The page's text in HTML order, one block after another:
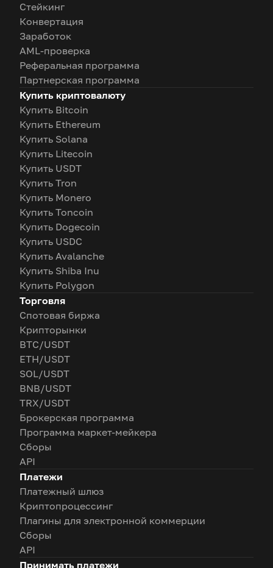
Стейкинг
Конвертация
Заработок
AML-проверка
Реферальная программа
Партнерская программа
Купить криптовалюту
Купить Bitcoin
Купить Ethereum
Купить Solana
Купить Litecoin
Купить USDT
Купить Tron
Купить Monero
Купить Toncoin
Купить Dogecoin
Купить USDC
Купить Avalanche
Купить Shiba Inu
Купить Polygon
Торговля
Спотовая биржа
Крипторынки
BTC/USDT
ETH/USDT
SOL/USDT
BNB/USDT
TRX/USDT
Брокерская программа
Программа маркет-мейкера
Сборы
API
Платежи
Платежный шлюз
Криптопроцессинг
Плагины для электронной коммерции
Сборы
API
Принимать платежи